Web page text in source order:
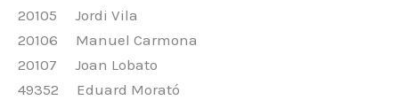
20105 Jordi Vila
20106 Manuel Carmona
20107 Joan Lobato
49352 Eduard Morató